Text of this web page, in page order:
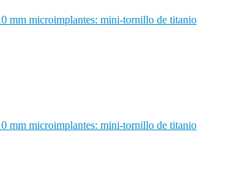
microimplantes: mini-tornillo de titanio
microimplantes: mini-tornillo de titanio